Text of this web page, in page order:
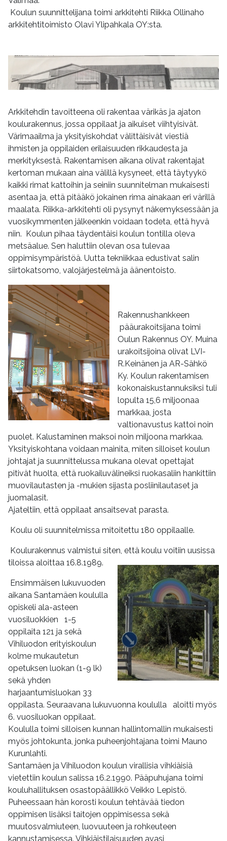
Koulun suunnittelijana toimi arkkitehti Riikka Ollinaho
arkkitehtitoimisto Olavi Ylipahkala OY:sta.
Arkkitehdin tavoitteena oli rakentaa värikäs ja ajaton
koulurakennus, jossa oppilaat ja aikuiset viihtyisivät.
Värimaailma ja yksityiskohdat välittäisivät viestiä
ihmisten ja oppilaiden erilaisuuden rikkaudesta ja
merkityksestä. Rakentamisen aikana olivat rakentajat
kertoman mukaan aina välillä kysyneet, että täytyykö
kaikki rimat kattoihin ja seiniin suunnitelman mukaisesti
asentaa ja, että pitääkö jokainen rima ainakaan eri värillä
maalata. Riikka-arkkitehti oli pysynyt näkemyksessään ja
vuosikymmenten jälkeenkin voidaan todeta, että hyvä
niin. Koulun pihaa täydentäisi koulun tontilla oleva
metsäalue. Sen haluttiin olevan osa tulevaa
oppimisympäristöä. Uutta tekniikkaa edustivat salin
siirtokatsomo, valojärjestelmä ja äänentoisto.
Rakennushankkeen
pääurakoitsijana toimi
Oulun Rakennus OY. Muina
urakoitsijoina olivat LVI-
R.Keinänen ja AR-Sähkö
Ky. Koulun rakentamisen
kokonaiskustannuksiksi tuli
lopulta 15,6 miljoonaa
markkaa, josta
valtionavustus kattoi noin
puolet. Kalustaminen maksoi noin miljoona markkaa.
Yksityiskohtana voidaan mainita, miten silloiset koulun
johtajat ja suunnittelussa mukana olevat opettajat
pitivät huolta, että ruokailuvälineiksi ruokasaliin hankittiin
muovilautasten ja -mukien sijasta posliinilautaset ja
juomalasit.
Ajateltiin, että oppilaat ansaitsevat parasta.
Koulu oli suunnitelmissa mitoitettu 180 oppilaalle.
Koulurakennus valmistui siten, että koulu voitiin uusissa
tiloissa aloittaa 16.8.1989.
Ensimmäisen lukuvuoden
aikana Santamäen koululla
opiskeli ala-asteen
vuosiluokkien 1-5
oppilaita 121 ja sekä
Vihiluodon erityiskoulun
kolme mukautetun
opetuksen luokan (1-9 lk)
sekä yhden
harjaantumisluokan 33
oppilasta. Seuraavana lukuvuonna koululla aloitti myös
6. vuosiluokan oppilaat.
Koululla toimi silloisen kunnan hallintomallin mukaisesti
myös johtokunta, jonka puheenjohtajana toimi Mauno
Kurunlahti.
Santamäen ja Vihiluodon koulun virallisia vihkiäisiä
vietettiin koulun salissa 16.2.1990. Pääpuhujana toimi
kouluhallituksen osastopäällikkö Veikko Lepistö.
Puheessaan hän korosti koulun tehtävää tiedon
oppimisen lisäksi taitojen oppimisessa sekä
muutosvalmiuteen, luovuuteen ja rohkeuteen
kannustamisessa. Vihkiäistilaisuuden avasi